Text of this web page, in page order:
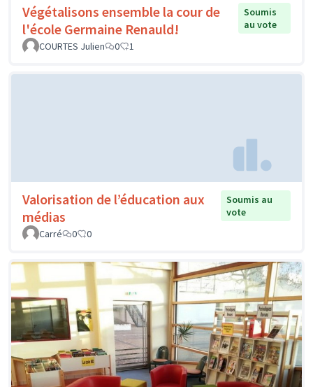
Végétalisons ensemble la cour de
l'école Germaine Renauld!
Soumis
au vote
COURTES Julien
0 1
Valorisation de l’éducation aux
médias
Soumis au
vote
Carré
0 0